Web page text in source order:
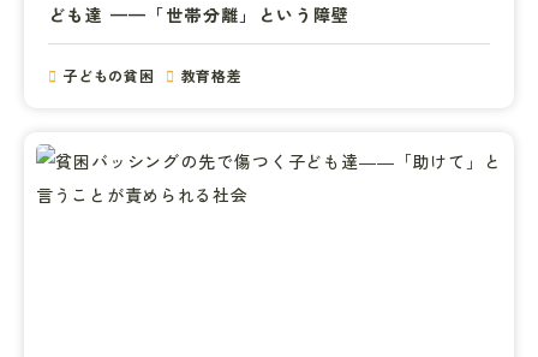
ども達 ——「世帯分離」という障壁
子どもの貧困 教育格差